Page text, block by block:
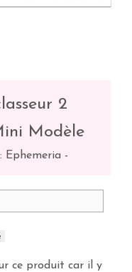
2
Modèle
Ephemeria -
ce produit car il y